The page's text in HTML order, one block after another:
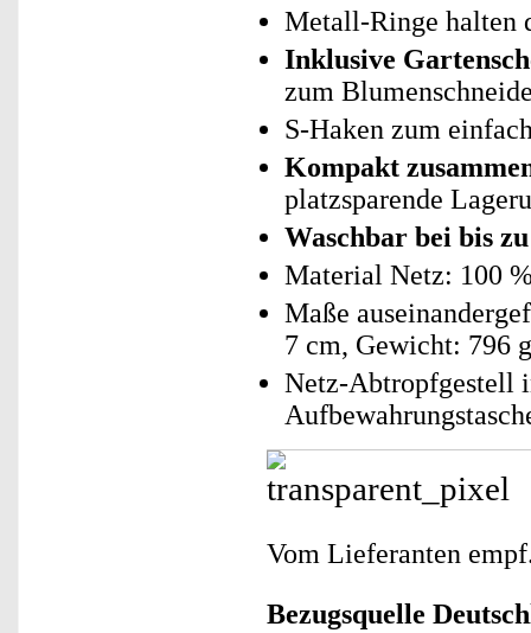
Metall-Ringe halten
Inklusive
zum
S-Haken zum
Kompakt
platzsparende
Waschbar bei bis
Material Netz: 100
Maße
7 cm, Gewicht: 796 g
Netz-Abtropfgestell
Vom Lieferanten
Bezugsquelle